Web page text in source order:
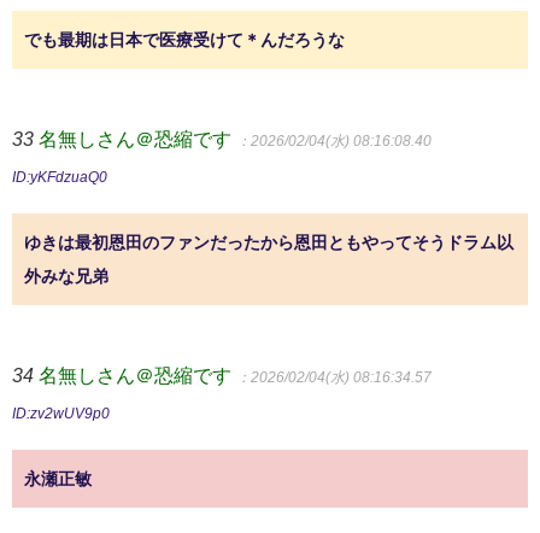
でも最期は日本で医療受けて＊んだろうな
33 名無しさん＠恐縮です ：2026/02/04(水) 08:16:08.40
ID:yKFdzuaQ0
ゆきは最初恩田のファンだったから恩田ともやってそうドラム以
外みな兄弟
34 名無しさん＠恐縮です ：2026/02/04(水) 08:16:34.57
ID:zv2wUV9p0
永瀬正敏